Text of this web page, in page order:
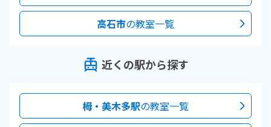
高石市の教室一覧
近くの駅から探す
栂・美木多駅の教室一覧